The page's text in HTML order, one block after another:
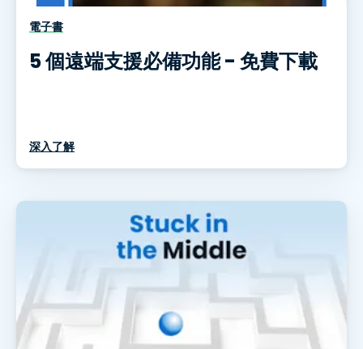
電子書
5 個遠端支援必備功能 - 免費下載
深入了解